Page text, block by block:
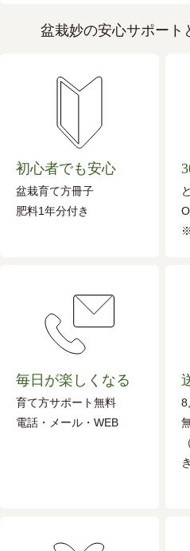
盆栽妙の安心サポート
初心者でも安心
盆栽育て方冊子
肥料1年分付き
毎日が楽しくなる
育て方サポート無料
電話・メール・WEB